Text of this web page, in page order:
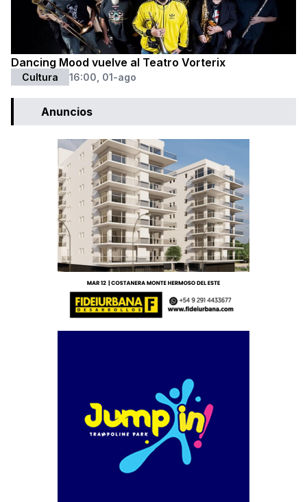
Dancing Mood vuelve al Teatro Vorterix
Cultura 16:00, 01-ago
Anuncios